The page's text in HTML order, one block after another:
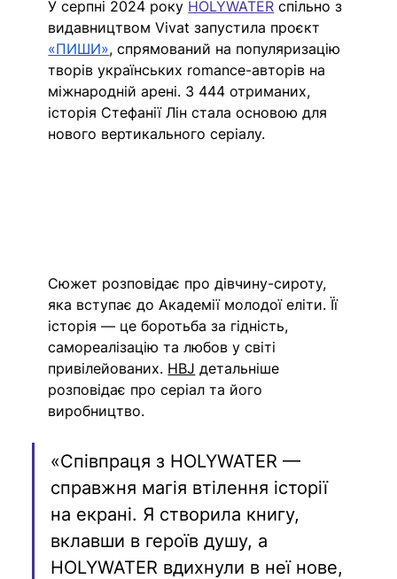
У серпні 2024 року HOLYWATER спільно з
видавництвом Vivat запустила проєкт
«ПИШИ», спрямований на популяризацію
творів українських romance-авторів на
міжнародній арені. З 444 отриманих,
історія Стефанії Лін стала основою для
нового вертикального серіалу.
Сюжет розповідає про дівчину-сироту,
яка вступає до Академії молодої еліти. Її
історія — це боротьба за гідність,
самореалізацію та любов у світі
привілейованих. HBJ детальніше
розповідає про серіал та його
виробництво.
«Співпраця з HOLYWATER —
справжня магія втілення історії
на екрані. Я створила книгу,
вклавши в героїв душу, а
HOLYWATER вдихнули в неї нове,